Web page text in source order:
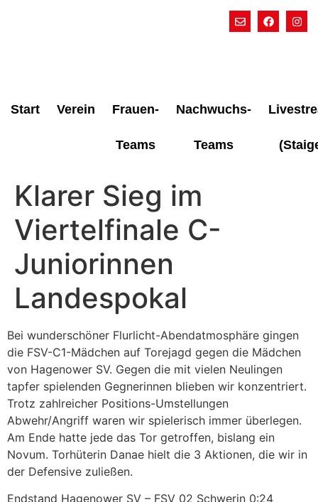
Start Verein Frauen-
Teams
Nachwuchs-
Teams
Klarer Sieg im
Viertelfinale C-
Juniorinnen
Landespokal
Bei wunderschöner Flurlicht-Abendatmosphäre gingen
die FSV-C1-Mädchen auf Torejagd gegen die Mädchen
von Hagenower SV. Gegen die mit vielen Neulingen
tapfer spielenden Gegnerinnen blieben wir konzentriert.
Trotz zahlreicher Positions-Umstellungen
Abwehr/Angriff waren wir spielerisch immer überlegen.
Am Ende hatte jede das Tor getroffen, bislang ein
Novum. Torhüterin Danae hielt die 3 Aktionen, die wir in
der Defensive zuließen.
Endstand Hagenower SV – FSV 02 Schwerin 0:24